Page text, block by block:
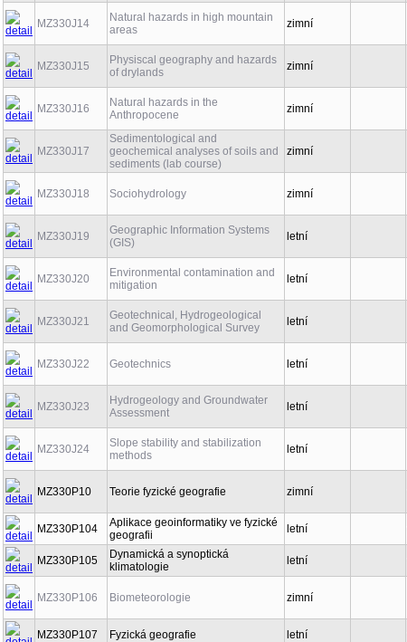
MZ330J14
Natural hazards in high mountain
areas
zimní
MZ330J15
Physiscal geography and hazards
of drylands
zimní
MZ330J16
Natural hazards in the
Anthropocene
zimní
MZ330J17
Sedimentological and
geochemical analyses of soils and
sediments (lab course)
zimní
MZ330J18 Sociohydrology zimní
MZ330J19
Geographic Information Systems
(GIS)
letní
MZ330J20
Environmental contamination and
mitigation
letní
MZ330J21
Geotechnical, Hydrogeological
and Geomorphological Survey
letní
MZ330J22 Geotechnics letní
MZ330J23
Hydrogeology and Groundwater
Assessment
letní
MZ330J24
Slope stability and stabilization
methods
letní
MZ330P10 Teorie fyzické geografie zimní
MZ330P104
Aplikace geoinformatiky ve fyzické
geografii
letní
MZ330P105
Dynamická a synoptická
klimatologie
letní
MZ330P106 Biometeorologie zimní
MZ330P107 Fyzická geografie letní